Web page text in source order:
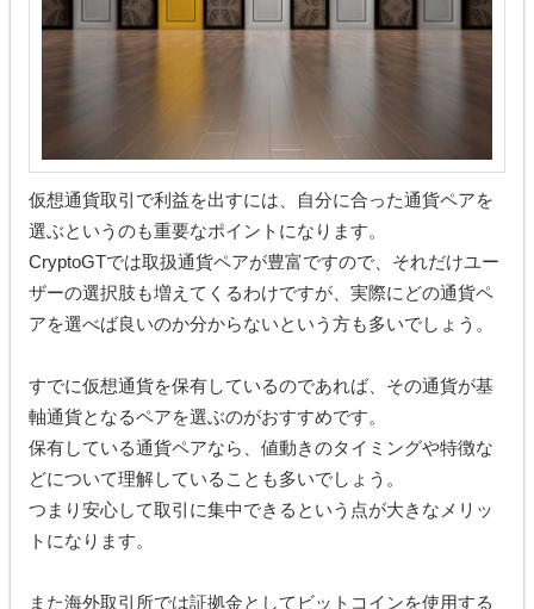
仮想通貨取引で利益を出すには、自分に合った通貨ペアを
選ぶというのも重要なポイントになります。
CryptoGTでは取扱通貨ペアが豊富ですので、それだけユー
ザーの選択肢も増えてくるわけですが、実際にどの通貨ペ
アを選べば良いのか分からないという方も多いでしょう。
すでに仮想通貨を保有しているのであれば、その通貨が基
軸通貨となるペアを選ぶのがおすすめです。
保有している通貨ペアなら、値動きのタイミングや特徴な
どについて理解していることも多いでしょう。
つまり安心して取引に集中できるという点が大きなメリッ
トになります。
また海外取引所では証拠金としてビットコインを使用する